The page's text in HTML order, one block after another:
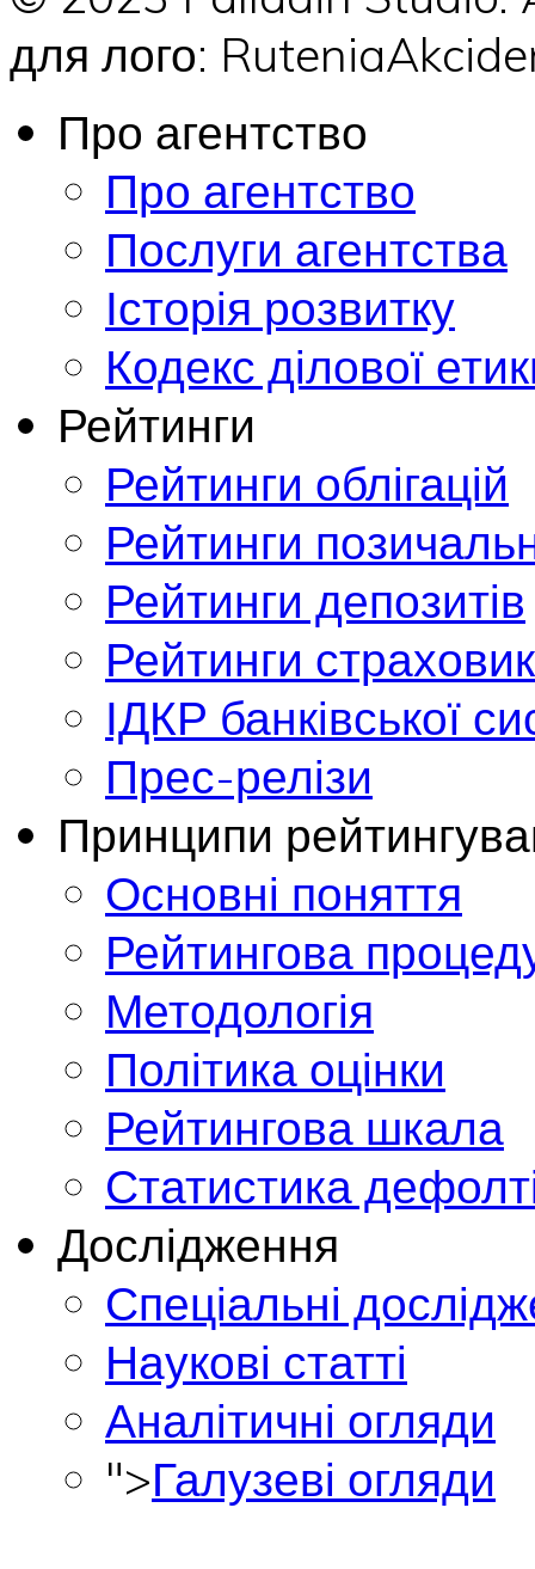
для лого:
Про агентство
Про агентство
Послуги агентства
Історія розвитку
Кодекс ділової
Рейтинги
Рейтинги облігацій
Рейтинги
Рейтинги депозитів
Рейтинги
ІДКР банківської
Прес-релізи
Принципи
Основні поняття
Рейтингова
Методологія
Політика оцінки
Рейтингова шкала
Статистика
Дослідження
Спеціальні
Наукові статті
Аналітичні огляди
">Галузеві огляди